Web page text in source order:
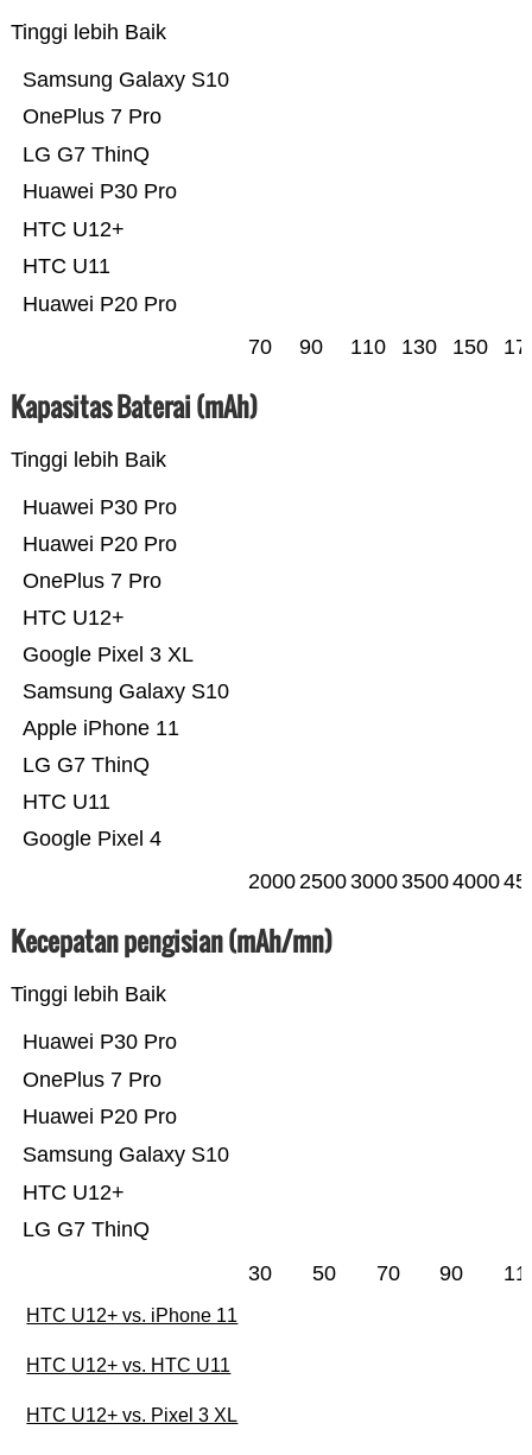
Tinggi lebih Baik
Huawei P20 Pro
HTC U11
HTC U12+
Huawei P30 Pro
LG G7 ThinQ
OnePlus 7 Pro
Samsung Galaxy S10
70 90 110 130 150
Kapasitas Baterai (mAh)
Tinggi lebih Baik
Google Pixel 4
HTC U11
LG G7 ThinQ
Apple iPhone 11
Samsung Galaxy S10
Google Pixel 3 XL
HTC U12+
OnePlus 7 Pro
Huawei P20 Pro
Huawei P30 Pro
20002500300035004000
Kecepatan pengisian (mAh/mn)
Tinggi lebih Baik
LG G7 ThinQ
HTC U12+
Samsung Galaxy S10
Huawei P20 Pro
OnePlus 7 Pro
Huawei P30 Pro
30 50 70 90
HTC U12+ vs. iPhone 11
HTC U12+ vs. HTC U11
HTC U12+ vs. Pixel 3 XL